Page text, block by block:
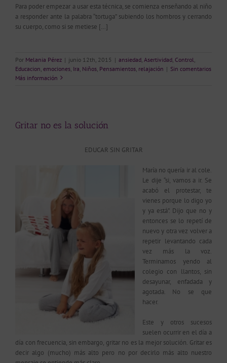
Para poder empezar a usar esta técnica, se comienza enseñando al niño
a responder ante la palabra “tortuga” subiendo los hombros y cerrando
su cuerpo, como si se metiese […]
Por Melania Pérez | junio 12th, 2015 | ansiedad Asertividad Control
Educacion emociones Ira Niños Pensamientos relajación | Sin comentarios
Más información
Gritar no es la solución
EDUCAR SIN GRITAR
María no quería ir al cole.
Le dije “si, vamos a ir. Se
acabó el protestar, te
vienes porque lo digo yo
y ya está”. Dijo que no y
entonces se lo repetí de
nuevo y otra vez volver a
repetir levantando cada
vez más la voz.
Terminamos yendo al
colegio con llantos, sin
desayunar, enfadada y
agotada. No se que
hacer.
Este y otros sucesos
suelen ocurrir en el día a
día con frecuencia, sin embargo, gritar no es la mejor solución. Gritar es
decir algo (mucho) más alto pero no por decirlo más alto nuestro